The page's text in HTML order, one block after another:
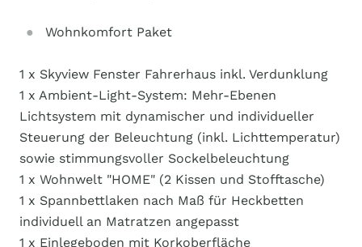
Wohnkomfort Paket
1 x Skyview Fenster Fahrerhaus inkl. Verdunklung
1 x Ambient-Light-System: Mehr-Ebenen
Lichtsystem mit dynamischer und individueller
Steuerung der Beleuchtung (inkl. Lichttemperatur)
sowie stimmungsvoller Sockelbeleuchtung
1 x Wohnwelt "HOME" (2 Kissen und Stofftasche)
1 x Spannbettlaken nach Maß für Heckbetten
individuell an Matratzen angepasst
1 x Einlegeboden mit Korkoberfläche